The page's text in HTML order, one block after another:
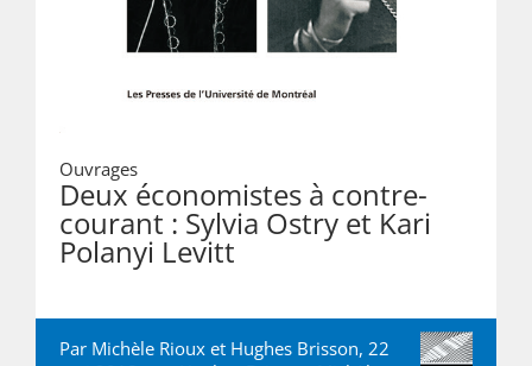
Ouvrages
Deux économistes à contre-
courant : Sylvia Ostry et Kari
Polanyi Levitt
Par Michèle Rioux et Hughes Brisson, 22